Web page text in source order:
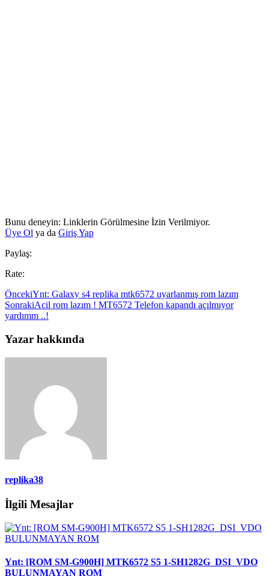
Bunu deneyin: Linklerin Görülmesine İzin Verilmiyor.
Üye Ol ya da Giriş Yap
Paylaş:
Rate:
ÖncekiYnt: Galaxy s4 replika mtk6572 uyarlanmış rom lazım
SonrakiAcil rom lazım ! MT6572 Telefon kapandı açılmıyor
yardımm ..!
Yazar hakkında
replika38
İlgili Mesajlar
Ynt: [ROM SM-G900H] MTK6572 S5 1-SH1282G_DSI_VDO
BULUNMAYAN ROM